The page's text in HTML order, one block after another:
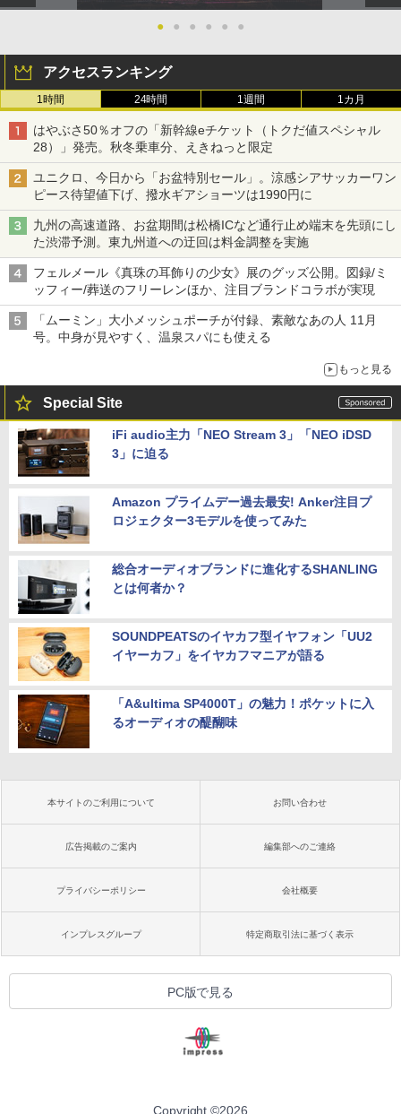
● ● ● ● ● ●
アクセスランキング
1時間 24時間 1週間 1カ月
はやぶさ50％オフの「新幹線eチケット（トクだ値スペシャル
28）」発売。秋冬乗車分、えきねっと限定
ユニクロ、今日から「お盆特別セール」。涼感シアサッカーワン
ピース待望値下げ、撥水ギアショーツは1990円に
九州の高速道路、お盆期間は松橋ICなど通行止め端末を先頭にし
た渋滞予測。東九州道への迂回は料金調整を実施
フェルメール《真珠の耳飾りの少女》展のグッズ公開。図録/ミ
ッフィー/葬送のフリーレンほか、注目ブランドコラボが実現
「ムーミン」大小メッシュポーチが付録、素敵なあの人 11月
号。中身が見やすく、温泉スパにも使える
もっと見る
Special Site
iFi audio主力「NEO Stream 3」「NEO iDSD
3」に迫る
Amazon プライムデー過去最安! Anker注目プ
ロジェクター3モデルを使ってみた
総合オーディオブランドに進化するSHANLING
とは何者か？
SOUNDPEATSのイヤカフ型イヤフォン「UU2
イヤーカフ」をイヤカフマニアが語る
「A&ultima SP4000T」の魅力！ポケットに入
るオーディオの醍醐味
本サイトのご利用について お問い合わせ
広告掲載のご案内 編集部へのご連絡
プライバシーポリシー 会社概要
インプレスグループ 特定商取引法に基づく表示
PC版で見る
Copyright ©2026